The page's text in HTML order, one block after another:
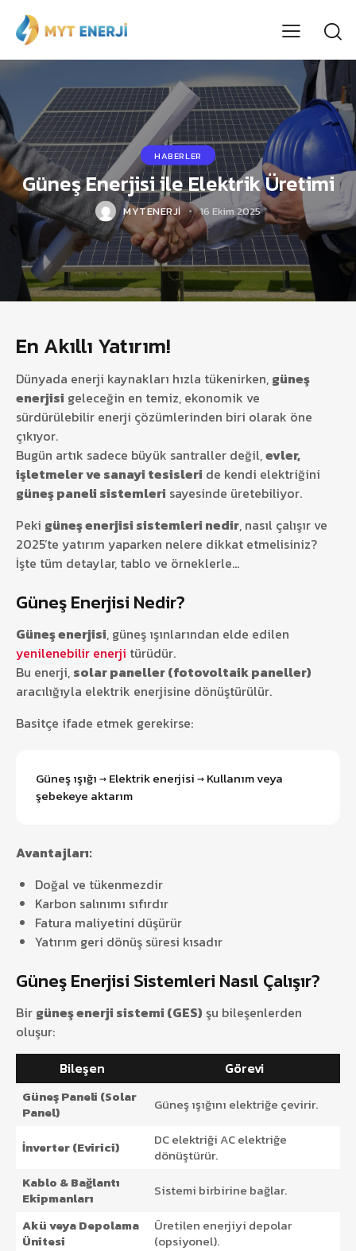
HABERLER
Güneş Enerjisi ile Elektrik Üretimi
MYTENERJI 16 Ekim 2025
En Akıllı Yatırım!
Dünyada enerji kaynakları hızla tükenirken, güneş
enerjisi geleceğin en temiz, ekonomik ve
sürdürülebilir enerji çözümlerinden biri olarak öne
çıkıyor.
Bugün artık sadece büyük santraller değil,evler,
işletmeler ve sanayi tesisleri de kendi elektriğini
güneş paneli sistemleri sayesinde üretebiliyor.
Peki güneş enerjisi sistemleri nedir, nasıl çalışır ve
2025’te yatırım yaparken nelere dikkat etmelisiniz?
İşte tüm detaylar, tablo ve örneklerle…
Güneş Enerjisi Nedir?
Güneş enerjisi, güneş ışınlarından elde edilen
yenilenebilir enerji türüdür.
Bu enerji, solar paneller (fotovoltaik paneller)
aracılığıyla elektrik enerjisine dönüştürülür.
Basitçe ifade etmek gerekirse:
Güneş ışığı → Elektrik enerjisi → Kullanım veya
şebekeye aktarım
Avantajları:
Doğal ve tükenmezdir
Karbon salınımı sıfırdır
Fatura maliyetini düşürür
Yatırım geri dönüş süresi kısadır
Güneş Enerjisi Sistemleri Nasıl Çalışır?
Bir güneş enerji sistemi (GES) şu bileşenlerden
oluşur:
Bileşen
Görevi
Güneş Paneli (Solar
Panel)
Güneş ışığını elektriğe çevirir.
İnverter (Evirici)
DC elektriği AC elektriğe
dönüştürür.
Kablo & Bağlantı
Ekipmanları
Sistemi birbirine bağlar.
Akü veya Depolama
Ünitesi
Üretilen enerjiyi depolar
(opsiyonel).